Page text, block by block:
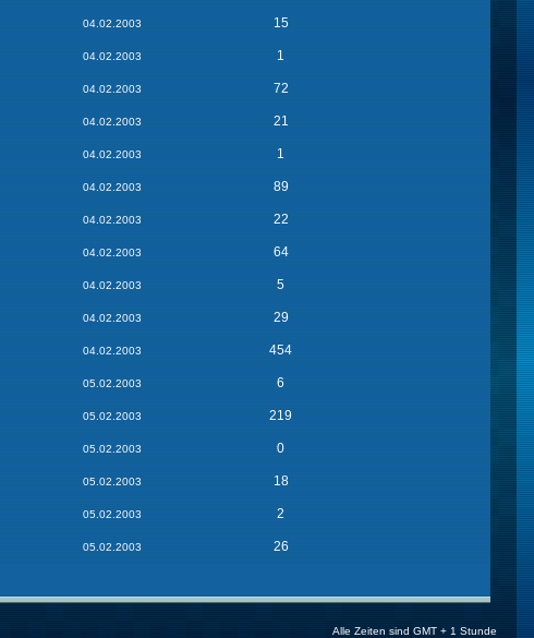
04.02.2003 15
04.02.2003 1
04.02.2003 72
04.02.2003 21
04.02.2003 1
04.02.2003 89
04.02.2003 22
04.02.2003 64
04.02.2003 5
04.02.2003 29
04.02.2003 454
05.02.2003 6
05.02.2003 219
05.02.2003 0
05.02.2003 18
05.02.2003 2
05.02.2003 26
Alle Zeiten sind GMT + 1 Stunde